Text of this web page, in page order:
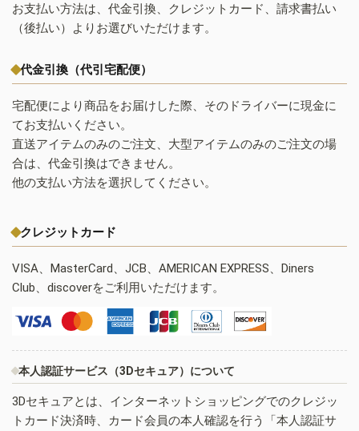
お支払い方法は、代金引換、クレジットカード、請求書払い
（後払い）よりお選びいただけます。
代金引換（代引宅配便）
宅配便により商品をお届けした際、そのドライバーに現金に
てお支払いください。
直送アイテムのみのご注文、大型アイテムのみのご注文の場
合は、代金引換はできません。
他の支払い方法を選択してください。
クレジットカード
VISA、MasterCard、JCB、AMERICAN EXPRESS、Diners
Club、discoverをご利用いただけます。
本人認証サービス（3Dセキュア）について
3Dセキュアとは、インターネットショッピングでのクレジッ
トカード決済時、カード会員の本人確認を行う「本人認証サ